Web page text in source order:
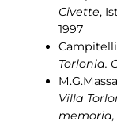
Civette,
1997
Torlonia.
Villa
memoria,